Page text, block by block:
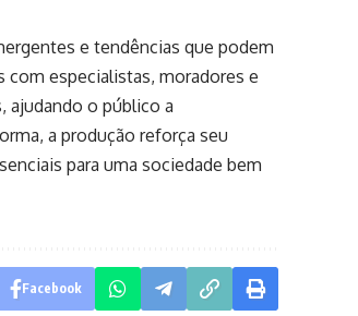
e tendências que podem
especialistas, moradores e
ajudando o público a
a produção reforça seu
para uma sociedade bem
Facebook